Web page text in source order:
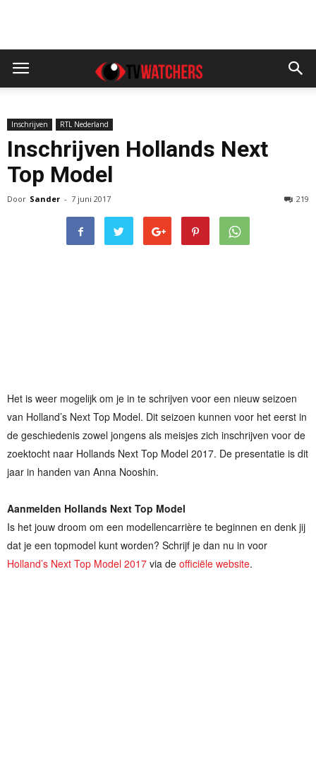
Inschrijven RTL Nederland
Inschrijven Hollands Next
Top Model
Door Sander - 7 juni 2017 219
Het is weer mogelijk om je in te schrijven voor een nieuw seizoen
van Holland’s Next Top Model. Dit seizoen kunnen voor het eerst in
de geschiedenis zowel jongens als meisjes zich inschrijven voor de
zoektocht naar Hollands Next Top Model 2017. De presentatie is dit
jaar in handen van Anna Nooshin.
Aanmelden Hollands Next Top Model
Is het jouw droom om een modellencarrière te beginnen en denk jij
dat je een topmodel kunt worden? Schrijf je dan nu in voor
Holland’s Next Top Model 2017 via de officiële website.